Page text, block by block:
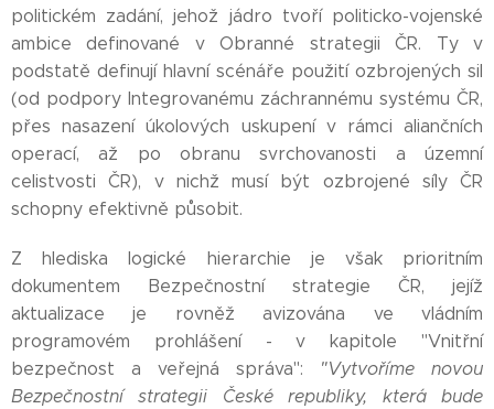
politickém zadání, jehož jádro tvoří politicko-vojenské
ambice definované v Obranné strategii ČR. Ty v
podstatě definují hlavní scénáře použití ozbrojených sil
(od podpory Integrovanému záchrannému systému ČR,
přes nasazení úkolových uskupení v rámci aliančních
operací, až po obranu svrchovanosti a územní
celistvosti ČR), v nichž musí být ozbrojené síly ČR
schopny efektivně působit.
Z hlediska logické hierarchie je však prioritním
dokumentem Bezpečnostní strategie ČR, jejíž
aktualizace je rovněž avizována ve vládním
programovém prohlášení - v kapitole "Vnitřní
bezpečnost a veřejná správa":
"Vytvoříme novou
Bezpečnostní strategii České republiky, která bude